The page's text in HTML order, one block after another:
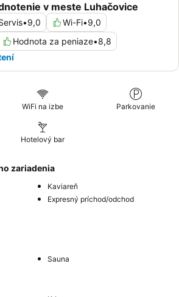
v meste Luhačovice
•9,0 Wi-Fi•9,0
Hodnota za peniaze•8,8
WiFi na izbe Parkovanie
Hotelový bar
zariadenia
Kaviareň
Expresný príchod/odchod
Sauna